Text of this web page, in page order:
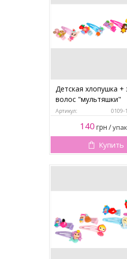
Детская хлопушка
волос "мультяшки"
Артикул: 0109-
140 грн /
Купить